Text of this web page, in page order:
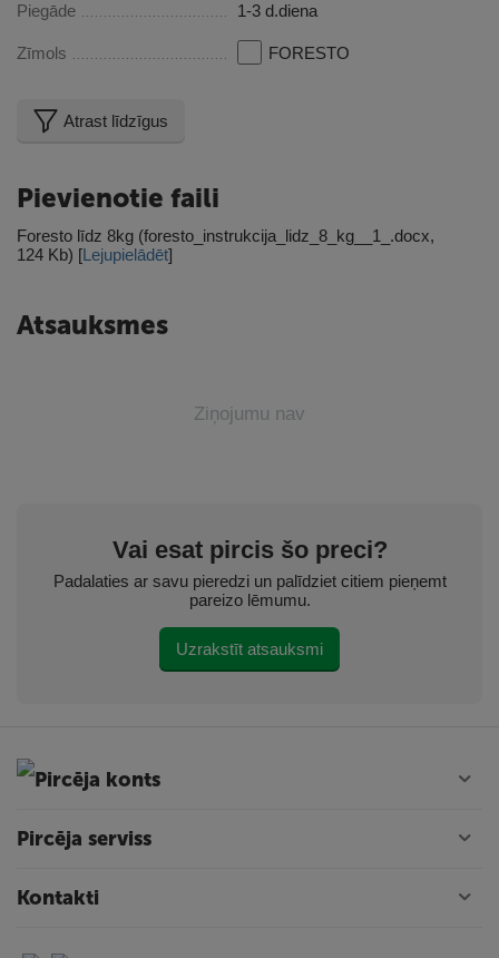
Piegāde 1-3 d.diena
Zīmols FORESTO
Atrast līdzīgus
Pievienotie faili
Foresto līdz 8kg (foresto_instrukcija_lidz_8_kg__1_.docx,
124 Kb) [Lejupielādēt]
Atsauksmes
Ziņojumu nav
Vai esat pircis šo preci?
Padalaties ar savu pieredzi un palīdziet citiem pieņemt
pareizo lēmumu.
Uzrakstīt atsauksmi
Pircēja konts
Pircēja serviss
Kontakti